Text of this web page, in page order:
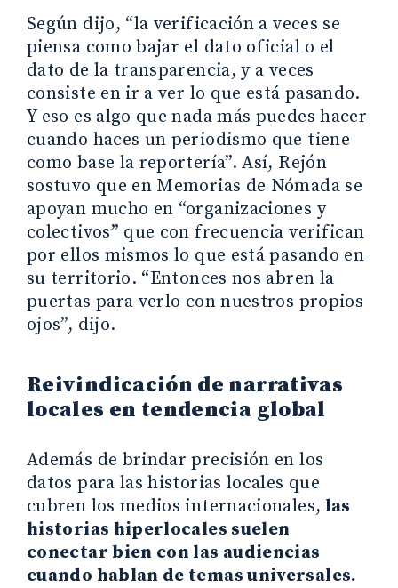
Según dijo, “la verificación a veces se
piensa como bajar el dato oficial o el
dato de la transparencia, y a veces
consiste en ir a ver lo que está pasando.
Y eso es algo que nada más puedes hacer
cuando haces un periodismo que tiene
como base la reportería”. Así, Rejón
sostuvo que en Memorias de Nómada se
apoyan mucho en “organizaciones y
colectivos” que con frecuencia verifican
por ellos mismos lo que está pasando en
su territorio. “Entonces nos abren la
puertas para verlo con nuestros propios
ojos”, dijo.
Reivindicación de narrativas
locales en tendencia global
Además de brindar precisión en los
datos para las historias locales que
cubren los medios internacionales, las
historias hiperlocales suelen
conectar bien con las audiencias
cuando hablan de temas universales.